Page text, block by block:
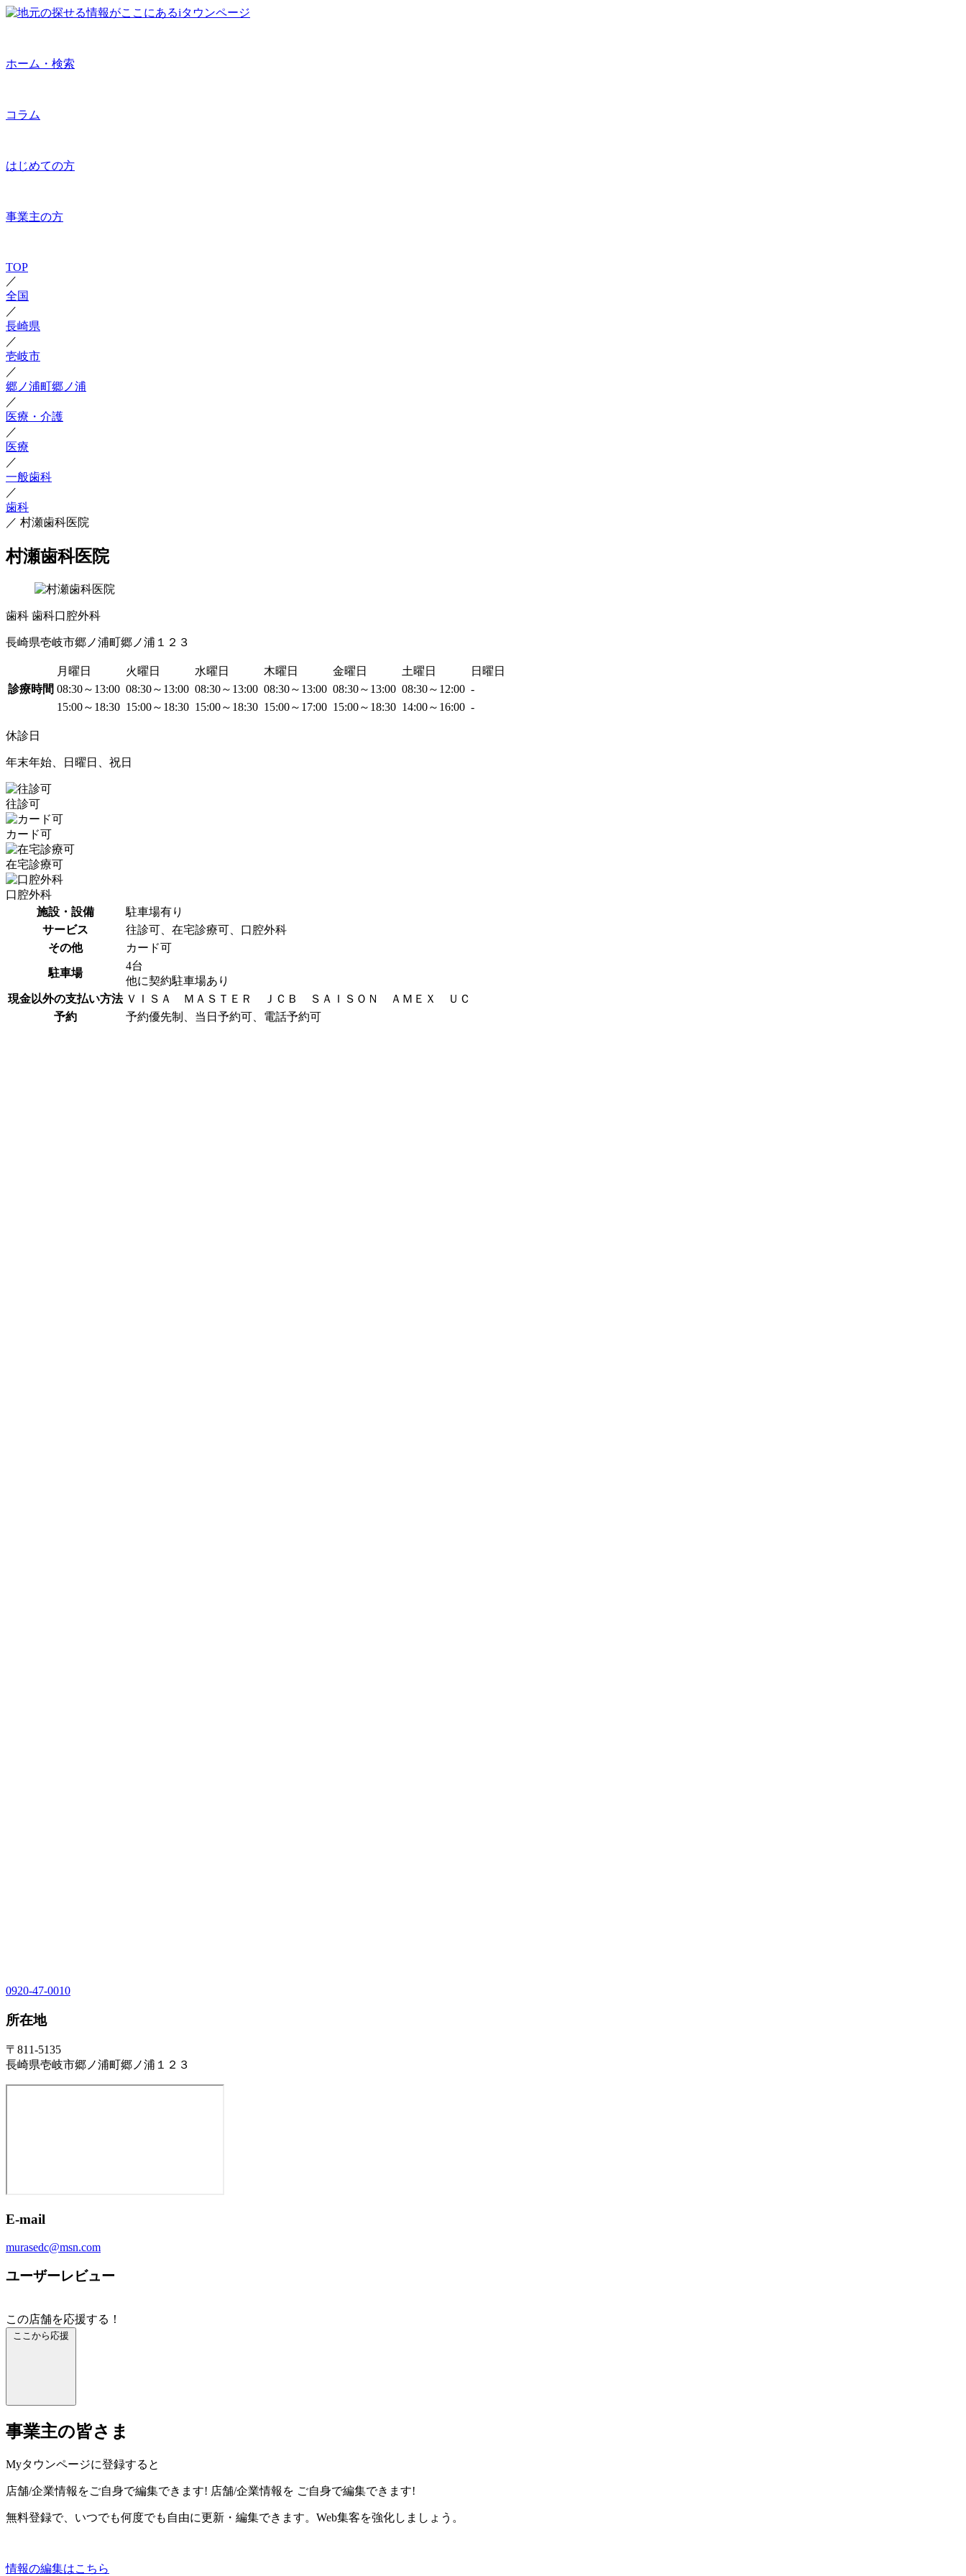
ホーム・検索
コラム
はじめての方
事業主の方
TOP
／
全国
／
長崎県
／
壱岐市
／
郷ノ浦町郷ノ浦
／
医療・介護
／
医療
／
一般歯科
／
歯科
／ 村瀬歯科医院
村瀬歯科医院
歯科 歯科口腔外科
長崎県壱岐市郷ノ浦町郷ノ浦１２３
月曜日 火曜日 水曜日 木曜日 金曜日 土曜日
日曜日
診療時間 08:30～13:00 08:30～13:00 08:30～13:00 08:30～13:00 08:30～13:00 08:30～12:00 -
15:00～18:30 15:00～18:30 15:00～18:30 15:00～17:00 15:00～18:30 14:00～16:00 -
休診日
年末年始、日曜日、祝日
往診可
カード可
在宅診療可
口腔外科
施設・設備
駐車場有り
サービス
往診可、在宅診療可、口腔外科
その他
カード可
駐車場
4台
他に契約駐車場あり
現金以外の支払い方法 ＶＩＳＡ ＭＡＳＴＥＲ ＪＣＢ ＳＡＩＳＯＮ ＡＭＥＸ ＵＣ
予約
予約優先制、当日予約可、電話予約可
0920-47-0010
所在地
〒811-5135
長崎県壱岐市郷ノ浦町郷ノ浦１２３
E-mail
murasedc@msn.com
ユーザーレビュー
この店舗を応援する！
ここから応援
事業主の皆さま
Myタウンページに登録すると
店舗/企業情報をご自身で編集できます! 店舗/企業情報を ご自身で編集できます!
無料登録で、いつでも何度でも自由に更新・編集できます。Web集客を強化しましょう。
情報の編集はこちら